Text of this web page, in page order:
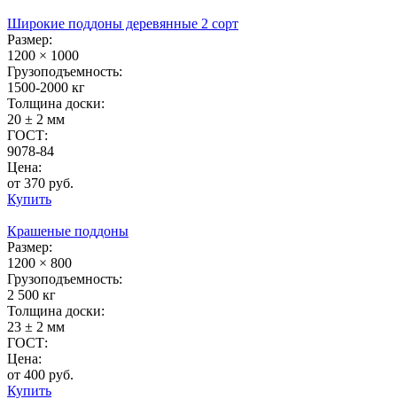
Широкие поддоны деревянные 2 сорт
Размер:
1200 × 1000
Грузоподъемность:
1500-2000 кг
Толщина доски:
20 ± 2 мм
ГОСТ:
9078-84
Цена:
от 370 руб.
Купить
Крашеные поддоны
Размер:
1200 × 800
Грузоподъемность:
2 500 кг
Толщина доски:
23 ± 2 мм
ГОСТ:
Цена:
от 400 руб.
Купить